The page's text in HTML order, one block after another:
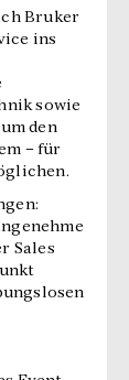
Bruker
ins
sowie
den
– für
Sales